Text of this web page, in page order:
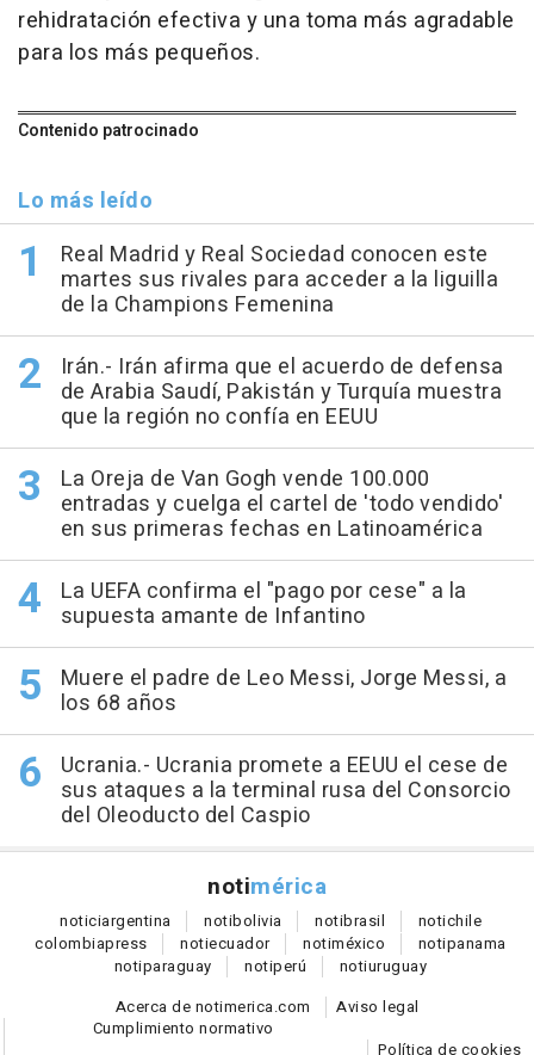
rehidratación efectiva y una toma más agradable
para los más pequeños.
Contenido patrocinado
Lo más leído
Real Madrid y Real Sociedad conocen este
martes sus rivales para acceder a la liguilla
de la Champions Femenina
Irán.- Irán afirma que el acuerdo de defensa
de Arabia Saudí, Pakistán y Turquía muestra
que la región no confía en EEUU
La Oreja de Van Gogh vende 100.000
entradas y cuelga el cartel de 'todo vendido'
en sus primeras fechas en Latinoamérica
La UEFA confirma el "pago por cese" a la
supuesta amante de Infantino
Muere el padre de Leo Messi, Jorge Messi, a
los 68 años
Ucrania.- Ucrania promete a EEUU el cese de
sus ataques a la terminal rusa del Consorcio
del Oleoducto del Caspio
notimérica
noticiargentina notibolivia notibrasil notichile
colombiapress notiecuador notiméxico notipanama
notiparaguay notiperú notiuruguay
Acerca de notimerica.com
Aviso legal
Cumplimiento normativo
Política de cookies